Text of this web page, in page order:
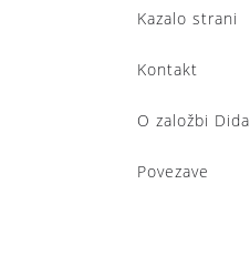
Kazalo strani
Kontakt
O založbi
Povezave